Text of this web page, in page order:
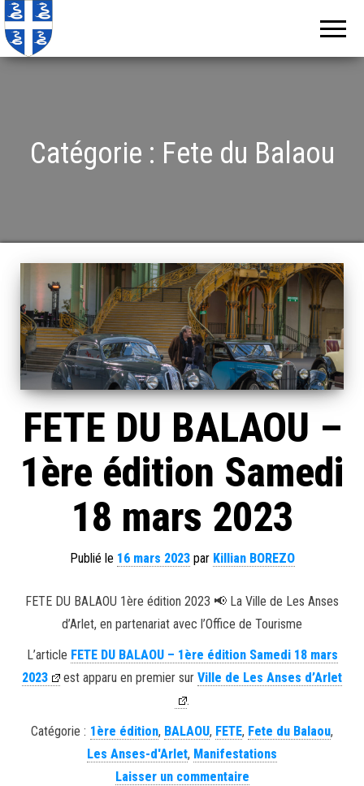
Catégorie : Fete du Balaou
FETE DU BALAOU –
1ère édition Samedi
18 mars 2023
Publié le 16 mars 2023par Killian BOREZO
FETE DU BALAOU 1ère édition 2023 📢 La Ville de Les Anses
d’Arlet, en partenariat avec l’Office de Tourisme
L’article FETE DU BALAOU – 1ère édition Samedi 18 mars
2023
est apparu en premier sur Ville de Les Anses d’Arlet
.
Catégorie : 1ère édition, BALAOU, FETE, Fete du Balaou,
Les Anses-d'Arlet, Manifestations
Laisser un commentaire